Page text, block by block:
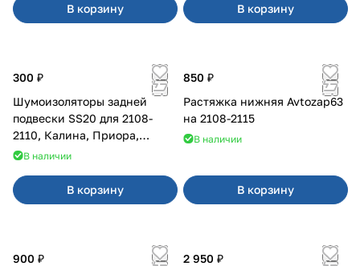
В корзину В корзину
300 ₽
Шумоизоляторы задней
подвески SS20 для 2108-
2110, Калина, Приора,
Гранта
В наличии
В корзину
850 ₽
Растяжка нижняя Avtozap63
на 2108-2115
В наличии
В корзину
900 ₽
2 950 ₽